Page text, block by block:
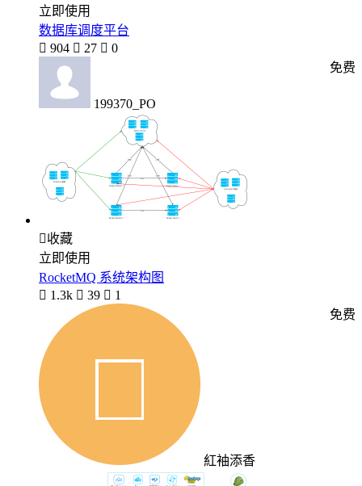
立即使用
数据库调度平台
 904  27  0
199370_PO
免费
收藏
立即使用
RocketMQ 系统架构图
 1.3k  39  1
紅袖添香
免费